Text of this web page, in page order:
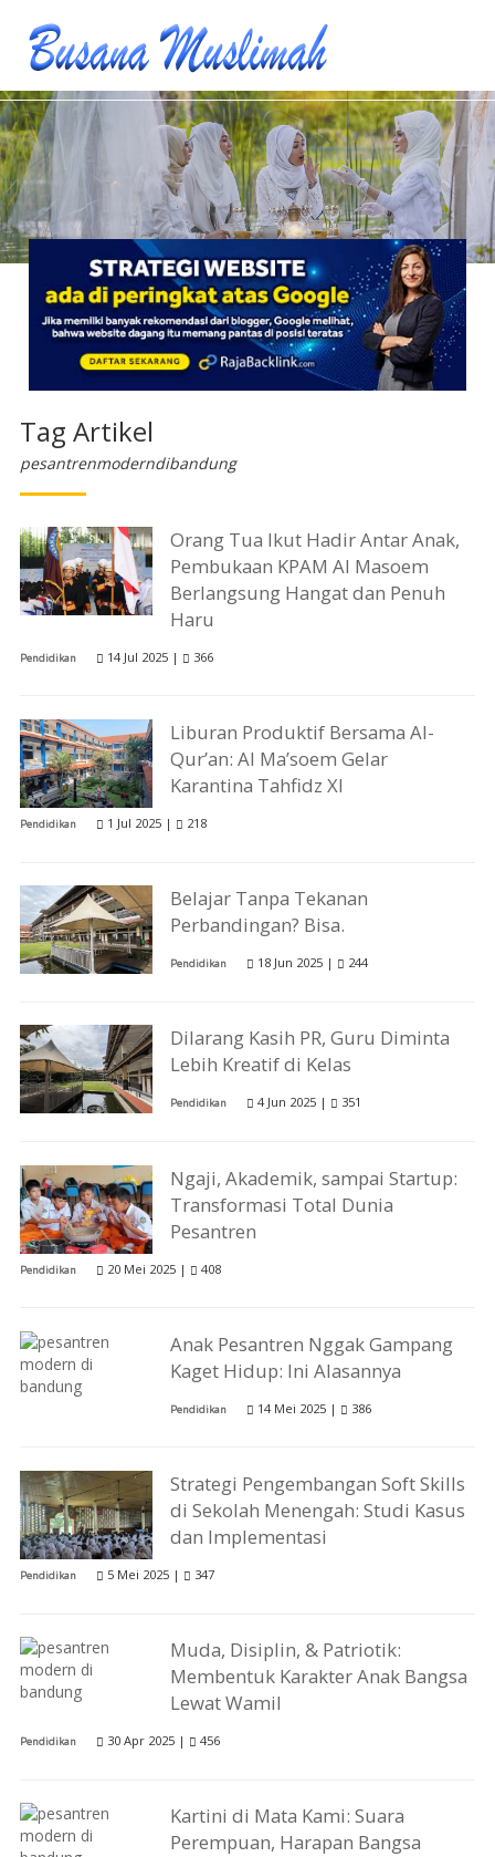
Tag Artikel
pesantrenmoderndibandung
Orang Tua Ikut Hadir Antar Anak,
Pembukaan KPAM Al Masoem
Berlangsung Hangat dan Penuh
Haru
Pendidikan 14 Jul 2025 | 366
Liburan Produktif Bersama Al-
Qur’an: Al Ma’soem Gelar
Karantina Tahfidz XI
Pendidikan 1 Jul 2025 | 218
Belajar Tanpa Tekanan
Perbandingan? Bisa.
Pendidikan 18 Jun 2025 | 244
Dilarang Kasih PR, Guru Diminta
Lebih Kreatif di Kelas
Pendidikan 4 Jun 2025 | 351
Ngaji, Akademik, sampai Startup:
Transformasi Total Dunia
Pesantren
Pendidikan 20 Mei 2025 | 408
Anak Pesantren Nggak Gampang
Kaget Hidup: Ini Alasannya
Pendidikan 14 Mei 2025 | 386
Strategi Pengembangan Soft Skills
di Sekolah Menengah: Studi Kasus
dan Implementasi
Pendidikan 5 Mei 2025 | 347
Muda, Disiplin, & Patriotik:
Membentuk Karakter Anak Bangsa
Lewat Wamil
Pendidikan 30 Apr 2025 | 456
Kartini di Mata Kami: Suara
Perempuan, Harapan Bangsa